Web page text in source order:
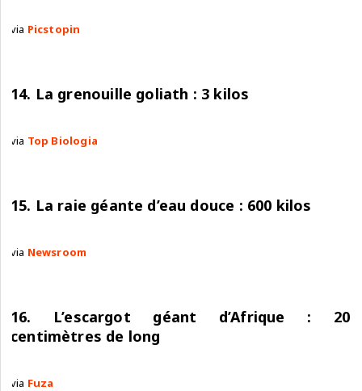
via Picstopin
14. La grenouille goliath : 3 kilos
via Top Biologia
15. La raie géante d’eau douce : 600 kilos
via Newsroom
16. L’escargot géant d’Afrique : 20
centimètres de long
via Fuza